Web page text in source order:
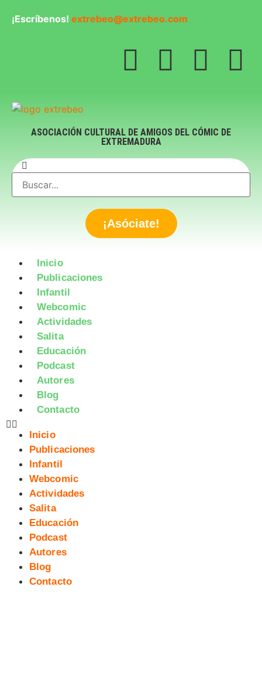
¡Escríbenos! extrebeo@extrebeo.com
ASOCIACIÓN CULTURAL DE AMIGOS DEL CÓMIC DE
EXTREMADURA
¡Asóciate!
Inicio
Publicaciones
Infantil
Webcomic
Actividades
Salita
Educación
Podcast
Autores
Blog
Contacto
Inicio
Publicaciones
Infantil
Webcomic
Actividades
Salita
Educación
Podcast
Autores
Blog
Contacto